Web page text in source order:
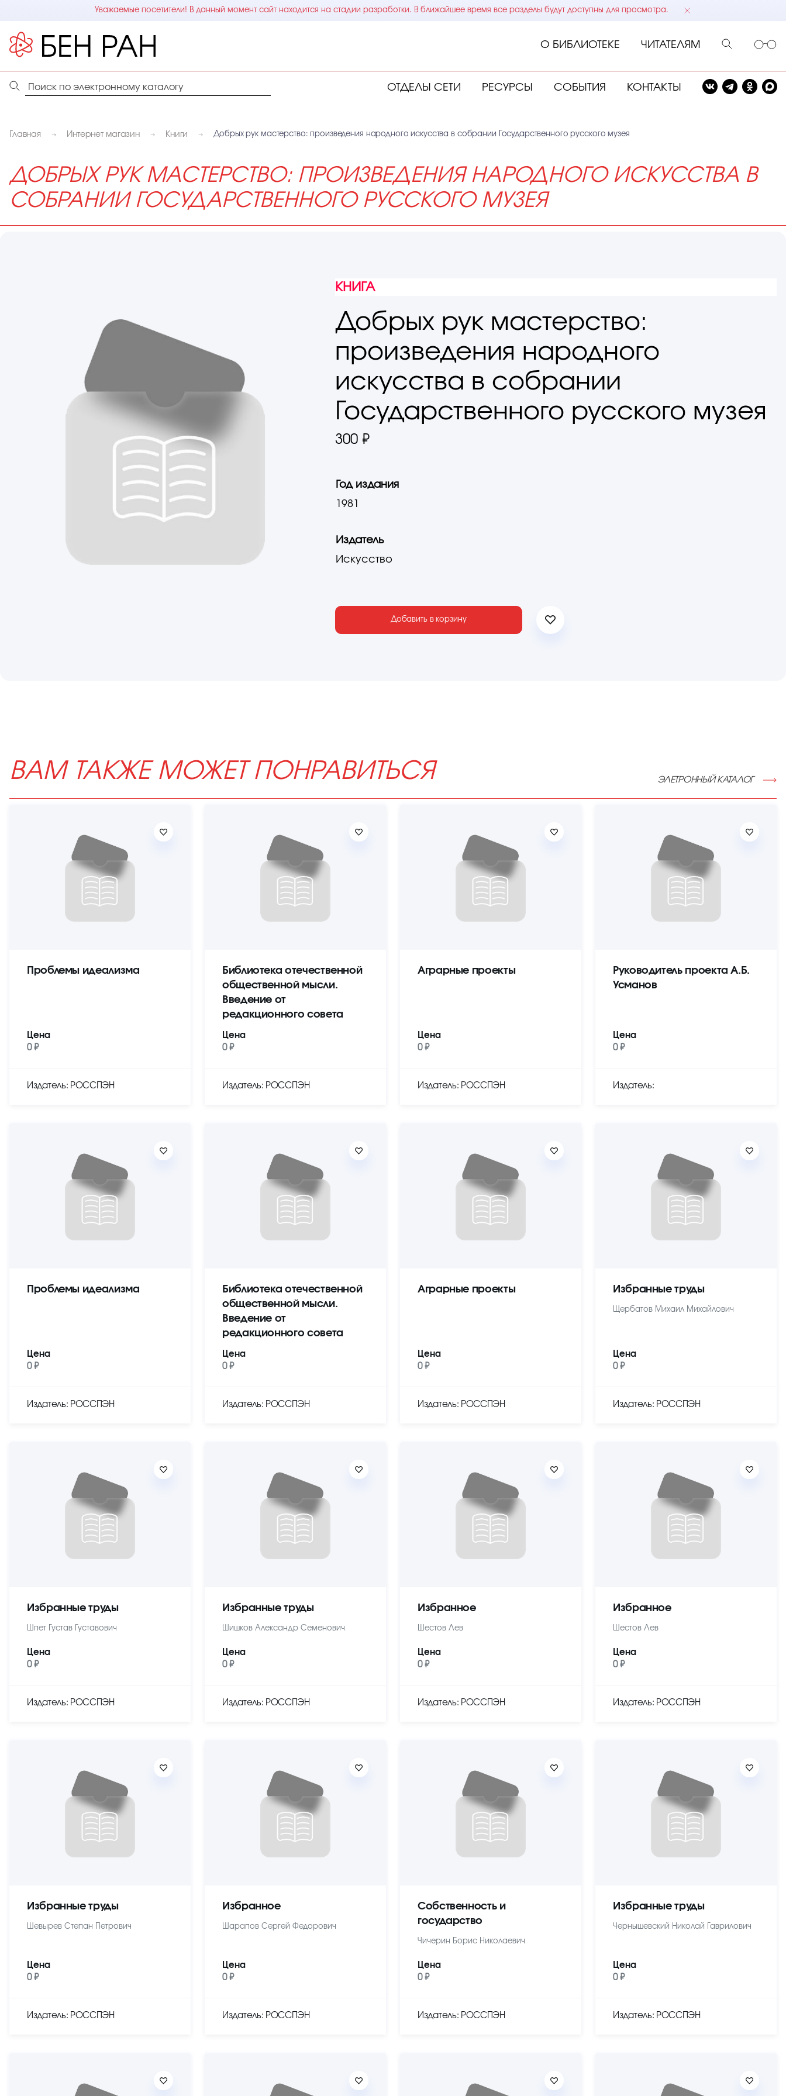
Уважаемые посетители! В данный момент сайт находится на стадии разработки. В ближайшее время все разделы будут доступны для просмотра.
О БИБЛИОТЕКЕ ЧИТАТЕЛЯМ
ОТДЕЛЫ СЕТИ РЕСУРСЫ СОБЫТИЯ КОНТАКТЫ
Главная Интернет магазин Книги Добрых рук мастерство: произведения народного искусства в собрании Государственного русского музея
ДОБРЫХ РУК МАСТЕРСТВО: ПРОИЗВЕДЕНИЯ НАРОДНОГО ИСКУССТВА В
СОБРАНИИ ГОСУДАРСТВЕННОГО РУССКОГО МУЗЕЯ
КНИГА
Добрых рук мастерство:
произведения народного
искусства в собрании
Государственного русского музея
300 ₽
Год издания
1981
Издатель
Искусство
Добавить в корзину
ВАМ ТАКЖЕ МОЖЕТ ПОНРАВИТЬСЯ ЭЛЕТРОННЫЙ КАТАЛОГ
Проблемы идеализма
Цена
0 ₽
Издатель: РОССПЭН
Библиотека отечественной
общественной мысли.
Введение от
редакционного совета
Цена
0 ₽
Издатель: РОССПЭН
Аграрные проекты
Цена
0 ₽
Издатель: РОССПЭН
Руководитель проекта А.Б.
Усманов
Цена
0 ₽
Издатель:
Проблемы идеализма
Цена
0 ₽
Издатель: РОССПЭН
Библиотека отечественной
общественной мысли.
Введение от
редакционного совета
Цена
0 ₽
Издатель: РОССПЭН
Аграрные проекты
Цена
0 ₽
Издатель: РОССПЭН
Избранные труды
Щербатов Михаил Михайлович
Цена
0 ₽
Издатель: РОССПЭН
Избранные труды
Шпет Густав Густавович
Цена
0 ₽
Издатель: РОССПЭН
Избранные труды
Шишков Александр Семенович
Цена
0 ₽
Издатель: РОССПЭН
Избранное
Шестов Лев
Цена
0 ₽
Издатель: РОССПЭН
Избранное
Шестов Лев
Цена
0 ₽
Издатель: РОССПЭН
Избранные труды
Шевырев Степан Петрович
Цена
0 ₽
Издатель: РОССПЭН
Избранное
Шарапов Сергей Федорович
Цена
0 ₽
Издатель: РОССПЭН
Собственность и
государство
Чичерин Борис Николаевич
Цена
0 ₽
Издатель: РОССПЭН
Избранные труды
Чернышевский Николай Гаврилович
Цена
0 ₽
Издатель: РОССПЭН